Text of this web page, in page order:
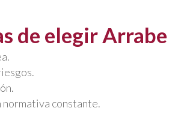
de elegir
normativa constante.